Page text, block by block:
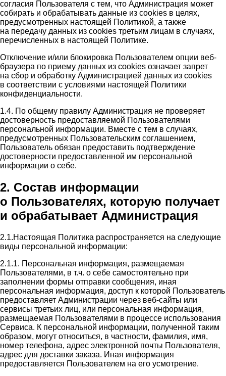
согласия Пользователя с тем, что Администрация может
собирать и обрабатывать данные из cookies в целях,
предусмотренных настоящей Политикой, а также
на передачу данных из cookies третьим лицам в случаях,
перечисленных в настоящей Политике.
Отключение и/или блокировка Пользователем опции веб-
браузера по приему данных из cookies означает запрет
на сбор и обработку Администрацией данных из cookies
в соответствии с условиями настоящей Политики
конфиденциальности.
1.4. По общему правилу Администрация не проверяет
достоверность предоставляемой Пользователями
персональной информации. Вместе с тем в случаях,
предусмотренных Пользовательским соглашением,
Пользователь обязан предоставить подтверждение
достоверности предоставленной им персональной
информации о себе.
2. Состав информации
о Пользователях, которую получает
и обрабатывает Администрация
2.1.Настоящая Политика распространяется на следующие
виды персональной информации:
2.1.1. Персональная информация, размещаемая
Пользователями, в т.ч. о себе самостоятельно при
заполнении формы отправки сообщения, иная
персональная информация, доступ к которой Пользователь
предоставляет Администрации через веб-сайты или
сервисы третьих лиц, или персональная информация,
размещаемая Пользователями в процессе использования
Сервиса. К персональной информации, полученной таким
образом, могут относиться, в частности, фамилия, имя,
номер телефона, адрес электронной почты Пользователя,
адрес для доставки заказа. Иная информация
предоставляется Пользователем на его усмотрение.